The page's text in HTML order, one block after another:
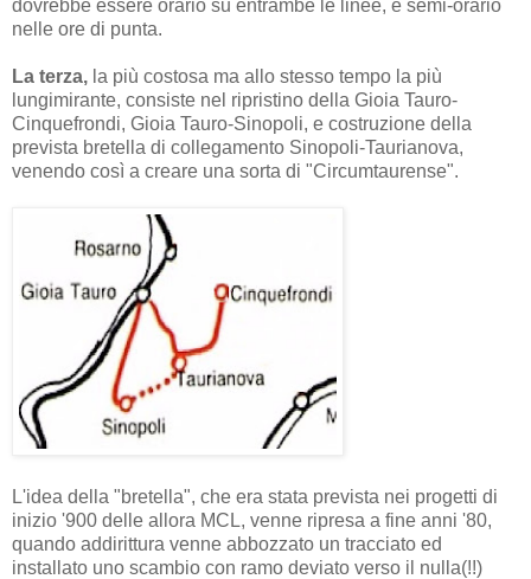
dovrebbe essere orario su entrambe le linee, e semi-orario
nelle ore di punta.
La terza, la più costosa ma allo stesso tempo la più
lungimirante, consiste nel ripristino della Gioia Tauro-
Cinquefrondi, Gioia Tauro-Sinopoli, e costruzione della
prevista bretella di collegamento Sinopoli-Taurianova,
venendo così a creare una sorta di "Circumtaurense".
L'idea della "bretella", che era stata prevista nei progetti di
inizio '900 delle allora MCL, venne ripresa a fine anni '80,
quando addirittura venne abbozzato un tracciato ed
installato uno scambio con ramo deviato verso il nulla(!!)